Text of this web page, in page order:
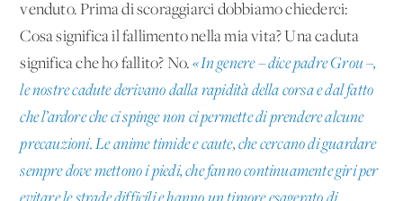
venduto. Prima di scoraggiarci dobbiamo chiederci:
Cosa significa il fallimento nella mia vita? Una caduta
significa che ho fallito? No.«In genere – dice padre Grou –,
le nostre cadute derivano dalla rapidità della corsa e dal fatto
che l’ardore che ci spinge non ci permette di prendere alcune
precauzioni. Le anime timide e caute, che cercano di guardare
sempre dove mettono i piedi, che fanno continuamente giri per